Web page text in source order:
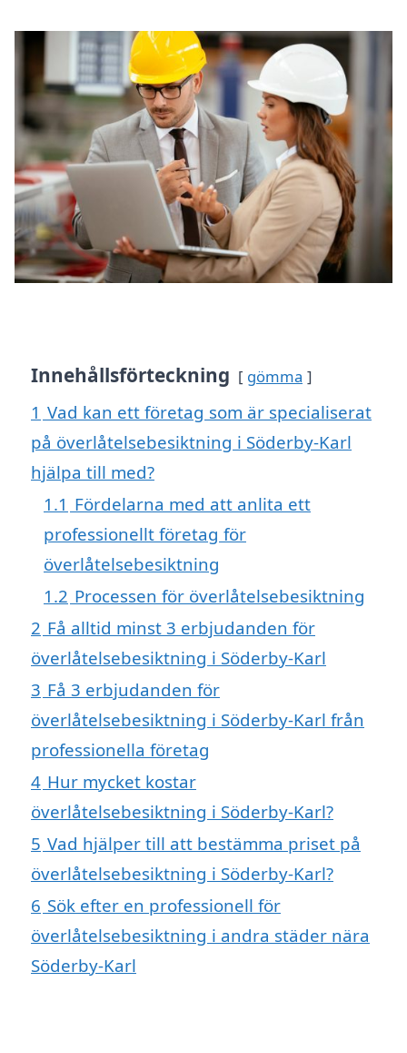
Innehållsförteckning gömma
1 Vad kan ett företag som är specialiserat
på överlåtelsebesiktning i Söderby-Karl
hjälpa till med?
1.1 Fördelarna med att anlita ett
professionellt företag för
överlåtelsebesiktning
1.2 Processen för överlåtelsebesiktning
2 Få alltid minst 3 erbjudanden för
överlåtelsebesiktning i Söderby-Karl
3 Få 3 erbjudanden för
överlåtelsebesiktning i Söderby-Karl från
professionella företag
4 Hur mycket kostar
överlåtelsebesiktning i Söderby-Karl?
5 Vad hjälper till att bestämma priset på
överlåtelsebesiktning i Söderby-Karl?
6 Sök efter en professionell för
överlåtelsebesiktning i andra städer nära
Söderby-Karl